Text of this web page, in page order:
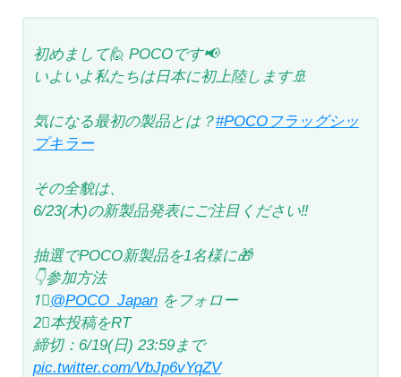
初めまして🙋 POCOです📢
いよいよ私たちは日本に初上陸します🚢
気になる最初の製品とは？#POCOフラッグシッ
プキラー
その全貌は、
6/23(木)の新製品発表にご注目ください‼️
抽選でPOCO新製品を1名様に🎁
👇参加方法
1⃣@POCO_Japan をフォロー
2⃣本投稿をRT
締切：6/19(日) 23:59まで
pic.twitter.com/VbJp6vYqZV